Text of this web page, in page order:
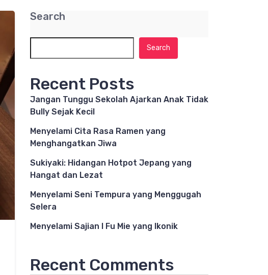
Search
Search
Recent Posts
Jangan Tunggu Sekolah Ajarkan Anak Tidak
Bully Sejak Kecil
Menyelami Cita Rasa Ramen yang
Menghangatkan Jiwa
Sukiyaki: Hidangan Hotpot Jepang yang
Hangat dan Lezat
Menyelami Seni Tempura yang Menggugah
Selera
Menyelami Sajian I Fu Mie yang Ikonik
Recent Comments